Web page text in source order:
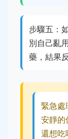
步驟五：
別自己亂
藥，結果
緊急
安靜的
還想吃